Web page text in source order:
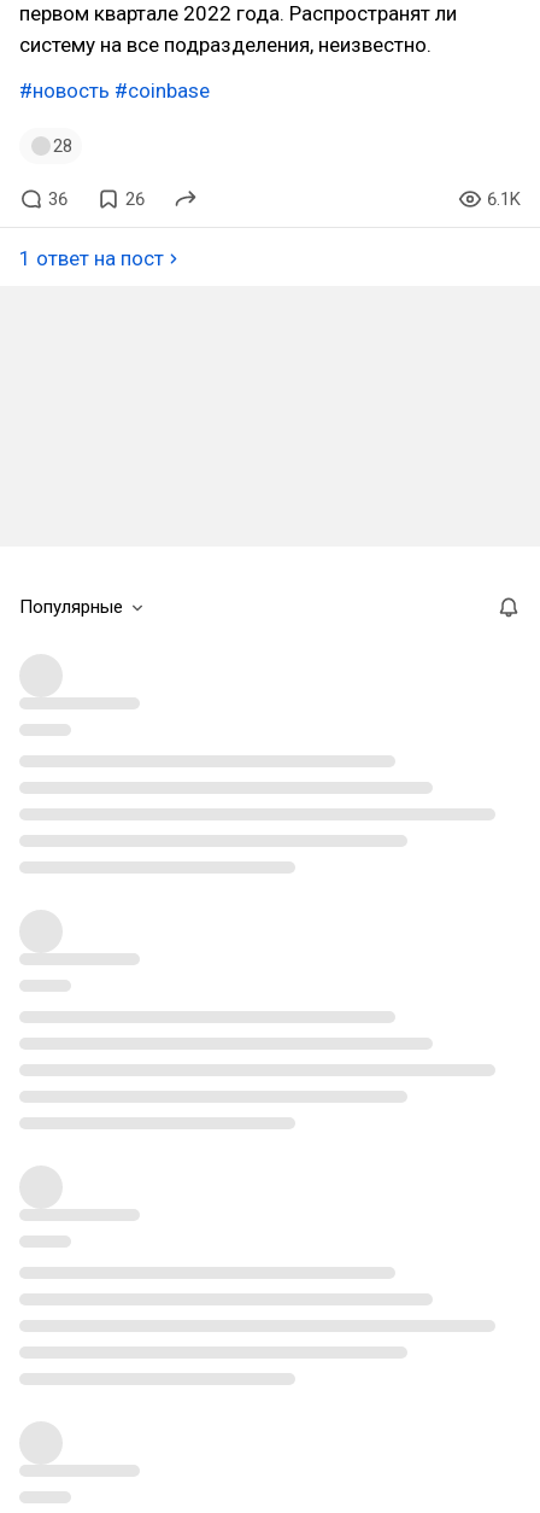
первом квартале 2022 года. Распространят ли
систему на все подразделения, неизвестно.
#новость #coinbase
28
36 26 6.1K
1 ответ на пост
Популярные